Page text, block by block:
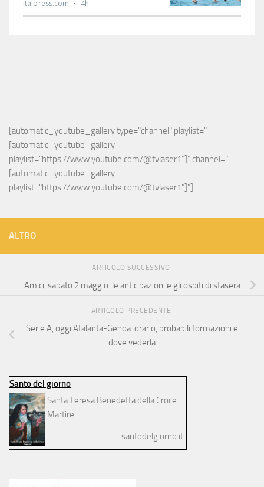
[automatic_youtube_gallery type="channel" playlist="
[automatic_youtube_gallery
playlist="https://www.youtube.com/@tvlaser1"]" channel="
[automatic_youtube_gallery
playlist="https://www.youtube.com/@tvlaser1"]"]
ALTRO
ARTICOLO SUCCESSIVO
Amici, sabato 2 maggio: le anticipazioni e gli ospiti di stasera
ARTICOLO PRECEDENTE
Serie A, oggi Atalanta-Genoa: orario, probabili formazioni e
dove vederla
Santo del giorno
Santa Teresa Benedetta della Croce
Martire
santodelgiorno.it